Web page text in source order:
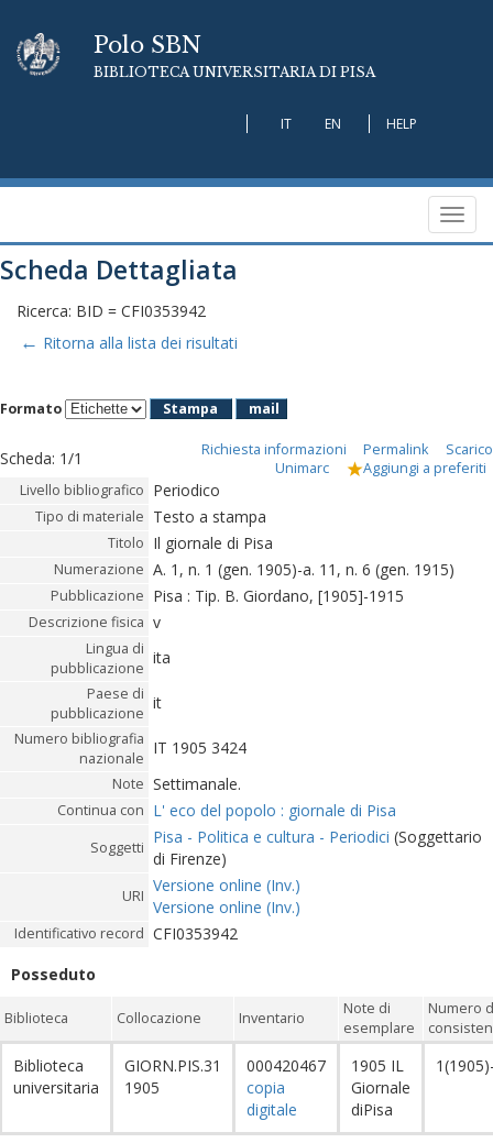
Polo SBN
BIBLIOTECA UNIVERSITARIA DI PISA
IT EN HELP
Scheda Dettagliata
Ricerca: BID = CFI0353942
← Ritorna alla lista dei risultati
Formato Stampa mail
Scheda: 1/1 Richiesta informazioni Permalink
Scarico
Unimarc
Aggiungi a preferiti
Livello bibliografico Periodico
Tipo di materiale Testo a stampa
Titolo Il giornale di Pisa
Numerazione A. 1, n. 1 (gen. 1905)-a. 11, n. 6 (gen. 1915)
Pubblicazione Pisa : Tip. B. Giordano, [1905]-1915
Descrizione fisica v
Lingua di
pubblicazione
ita
Paese di
pubblicazione
it
Numero bibliografia
nazionale
IT 1905 3424
Note Settimanale.
Continua con L' eco del popolo : giornale di Pisa
Soggetti
Pisa - Politica e cultura - Periodici (Soggettario
di Firenze)
URI
Versione online (Inv.)
Versione online (Inv.)
Identificativo record CFI0353942
Posseduto
Biblioteca Collocazione Inventario
Note di
esemplare
Numero
Biblioteca
universitaria
GIORN.PIS.31
1905
000420467
copia
digitale
1905 IL
Giornale
diPisa